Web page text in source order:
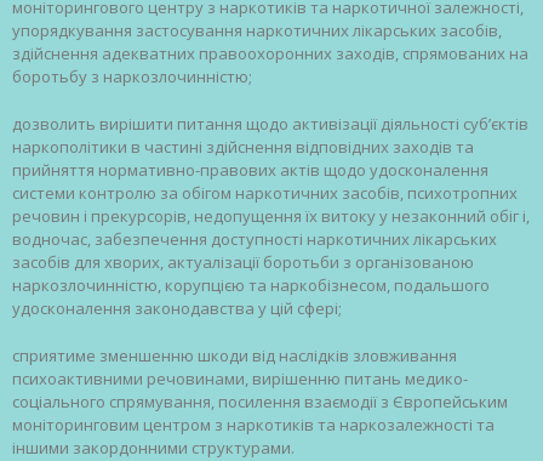
моніторингового центру з наркотиків та наркотичної залежності,
упорядкування застосування наркотичних лікарських засобів,
здійснення адекватних правоохоронних заходів, спрямованих на
боротьбу з наркозлочинністю;
дозволить вирішити питання щодо активізації діяльності суб’єктів
наркополітики в частині здійснення відповідних заходів та
прийняття нормативно-правових актів щодо удосконалення
системи контролю за обігом наркотичних засобів, психотропних
речовин і прекурсорів, недопущення їх витоку у незаконний обіг і,
водночас, забезпечення доступності наркотичних лікарських
засобів для хворих, актуалізації боротьби з організованою
наркозлочинністю, корупцією та наркобізнесом, подальшого
удосконалення законодавства у цій сфері;
сприятиме зменшенню шкоди від наслідків зловживання
психоактивними речовинами, вирішенню питань медико-
соціального спрямування, посилення взаємодії з Європейським
моніторинговим центром з наркотиків та наркозалежності та
іншими закордонними структурами.